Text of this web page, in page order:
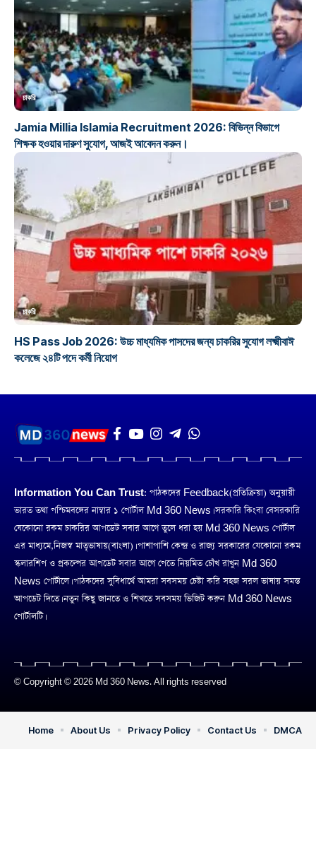
চাকরি
Jamia Millia Islamia Recruitment 2026: বিভিন্ন বিভাগে
শিক্ষক হওয়ার দারুণ সুযোগ, আজই আবেদন করুন।
চাকরি
HS Pass Job 2026: উচ্চ মাধ্যমিক পাসদের জন্য চাকরির সুযোগ লক্ষ্মীবাঈ
কলেজে ২৪টি পদে কর্মী নিয়োগ
Information You Can Trust: পাঠকদের Feedback(প্রতিক্রিয়া) অনুয়ায়ী
ভারত তথা পশ্চিমবঙ্গের নাম্বার ১ পোর্টাল Md 360 News। সরকারি কিংবা বেসরকারি
যেকোনো রকম চাকরির আপডেট সবার আগে তুলে ধরা হয় Md 360 News পোর্টাল
এর মাধ্যমে,নিজস্ব মাতৃভাষায়(বাংলা)। পাশাপাশি কেন্দ্র ও রাজ্য সরকারের যেকোনো রকম
স্কলারশিপ ও প্রকল্পের আপডেট সবার আগে পেতে নিয়মিত চোঁখ রাখুন Md 360
News পোর্টালে। পাঠকদের সুবিধার্থে আমরা সবসময় চেষ্টা করি সহজ সরল ভাষায় সমস্ত
আপডেট দিতে। নতুন কিছু জানতে ও শিখতে সবসময় ভিজিট করুন Md 360 News
পোর্টালটি।
© Copyright © 2026 Md 360 News. All rights reserved
Home About Us Privacy Policy Contact Us DMCA